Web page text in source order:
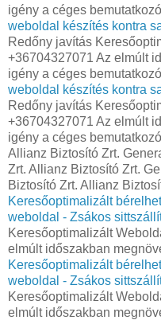
igény a céges
weboldal készítés kontra
Redőny javítás
+36704327071 Az elmúlt
igény a céges
weboldal készítés kontra
Redőny javítás
+36704327071 Az elmúlt
igény a céges
Allianz Biztosító Zrt.
Zrt. Allianz Biztosító Zrt.
Biztosító Zrt. Allianz
Keresőoptimalizált
weboldal - Zsákos
Keresőoptimalizált
elmúlt időszakban
Keresőoptimalizált
weboldal - Zsákos
Keresőoptimalizált
elmúlt időszakban